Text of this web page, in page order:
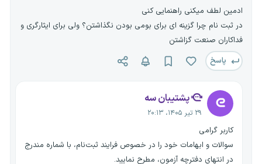
ادمین لطف میکنی راهنمایی کنی
در ثبت نام چرا گزینه ای برای بومی بودن نگذاشتن؟ ولی برای ایثارگری و
فداکاران صنعت گزاشتن
پاسخ
پشتیبان سه
۲۹ تیر ۱۴۰۵، ۲۰:۱۳
کاربر گرامی
سوالات و ابهامات خود را در خصوص فرایند ثبت‌نام، با شماره مندرج
در انتهای دفترچه آزمون، مطرح نمایید.